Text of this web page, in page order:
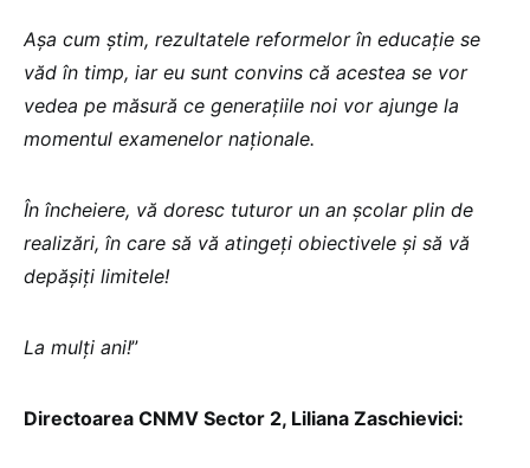
Așa cum știm, rezultatele reformelor în educație se
văd în timp, iar eu sunt convins că acestea se vor
vedea pe măsură ce generațiile noi vor ajunge la
momentul examenelor naționale.
În încheiere, vă doresc tuturor un an școlar plin de
realizări, în care să vă atingeți obiectivele și să vă
depășiți limitele!
La mulți ani!”
Directoarea CNMV Sector 2, Liliana Zaschievici: